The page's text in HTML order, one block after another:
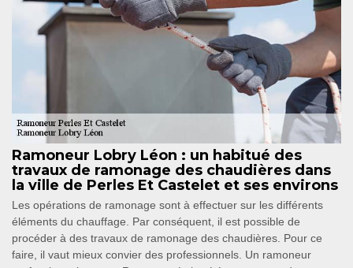
Ramoneur Lobry Léon : un habitué des
travaux de ramonage des chaudières dans
la ville de Perles Et Castelet et ses environs
Les opérations de ramonage sont à effectuer sur les différents
éléments du chauffage. Par conséquent, il est possible de
procéder à des travaux de ramonage des chaudières. Pour ce
faire, il vaut mieux convier des professionnels. Un ramoneur